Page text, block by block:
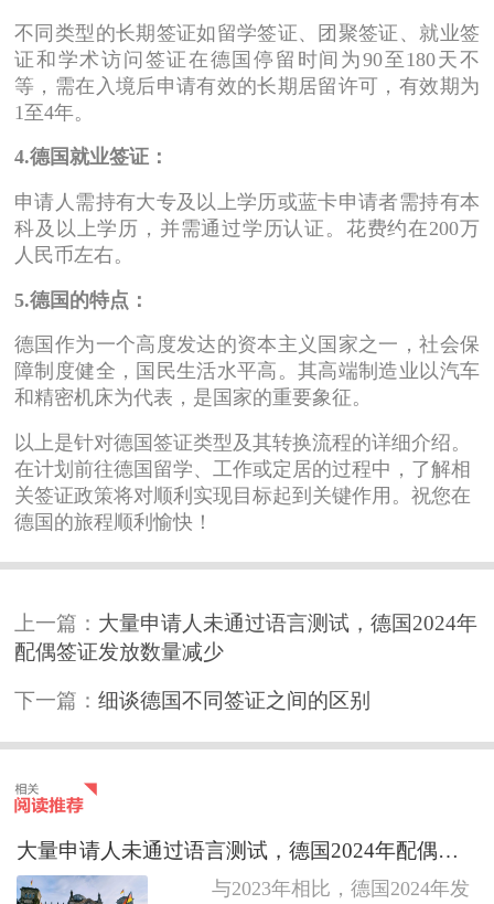
不同类型的长期签证如留学签证、团聚签证、就业签
证和学术访问签证在德国停留时间为90至180天不
等，需在入境后申请有效的长期居留许可，有效期为
1至4年。
4.德国就业签证：
申请人需持有大专及以上学历或蓝卡申请者需持有本
科及以上学历，并需通过学历认证。花费约在200万
人民币左右。
5.德国的特点：
德国作为一个高度发达的资本主义国家之一，社会保
障制度健全，国民生活水平高。其高端制造业以汽车
和精密机床为代表，是国家的重要象征。
以上是针对德国签证类型及其转换流程的详细介绍。
在计划前往德国留学、工作或定居的过程中，了解相
关签证政策将对顺利实现目标起到关键作用。祝您在
德国的旅程顺利愉快！
上一篇： 大量申请人未通过语言测试，德国2024年
配偶签证发放数量减少
下一篇：细谈德国不同签证之间的区别
大量申请人未通过语言测试，德国2024年配偶签证发放数量减少
与2023年相比，德国2024年发